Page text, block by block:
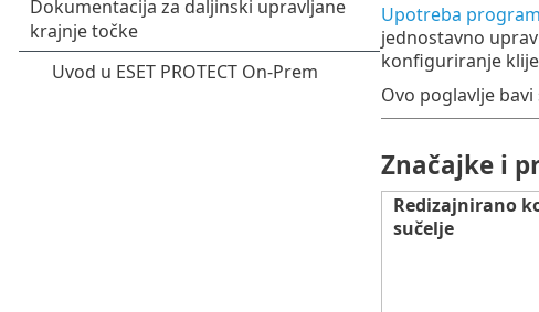
Upotreba
jednostavno
konfiguriranje
Ovo poglavlje bavi
Značajke i
Redizajnirano
sučelje